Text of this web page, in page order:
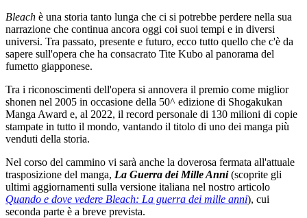
Bleach è una storia tanto lunga che ci si potrebbe perdere nella sua
narrazione che continua ancora oggi coi suoi tempi e in diversi
universi. Tra passato, presente e futuro, ecco tutto quello che c'è da
sapere sull'opera che ha consacrato Tite Kubo al panorama del
fumetto giapponese.
Tra i riconoscimenti dell'opera si annovera il premio come miglior
shonen nel 2005 in occasione della 50^ edizione di Shogakukan
Manga Award e, al 2022, il record personale di 130 milioni di copie
stampate in tutto il mondo, vantando il titolo di uno dei manga più
venduti della storia.
Nel corso del cammino vi sarà anche la doverosa fermata all'attuale
trasposizione del manga, La Guerra dei Mille Anni(scoprite gli
ultimi aggiornamenti sulla versione italiana nel nostro articolo
Quando e dove vedere Bleach: La guerra dei mille anni), cui
seconda parte è a breve prevista.